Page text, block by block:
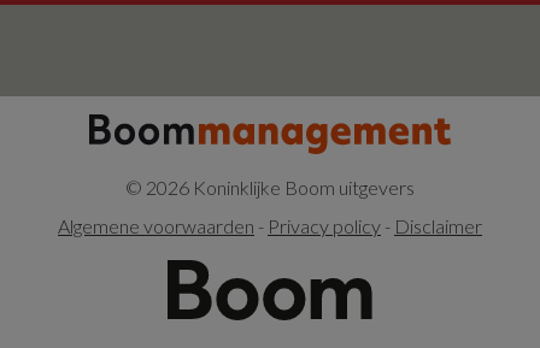
© 2026 Koninklijke Boom uitgevers
Algemene voorwaarden - Privacy policy - Disclaimer